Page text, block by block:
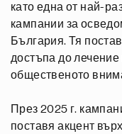
като една от най-
кампании за
България. Тя
достъпа до
общественото
През 2025 г.
поставя акцент